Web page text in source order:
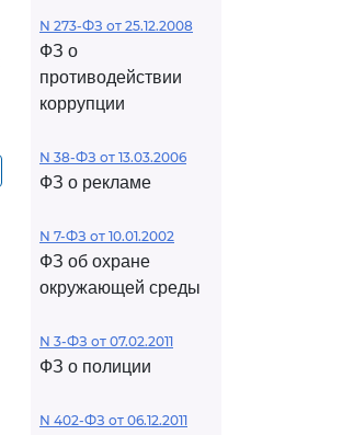
N 273-ФЗ от 25.12.2008
ФЗ о
противодействии
коррупции
N 38-ФЗ от 13.03.2006
ФЗ о рекламе
N 7-ФЗ от 10.01.2002
ФЗ об охране
окружающей среды
N 3-ФЗ от 07.02.2011
ФЗ о полиции
N 402-ФЗ от 06.12.2011